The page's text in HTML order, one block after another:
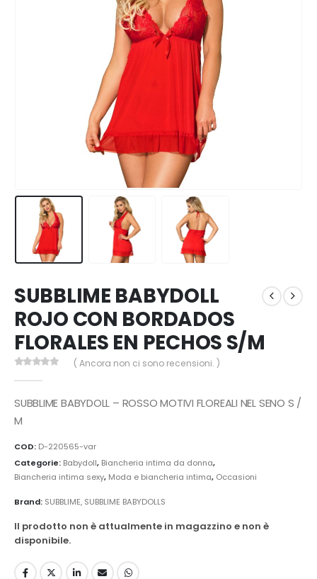
SUBBLIME BABYDOLL
ROJO CON BORDADOS
FLORALES EN PECHOS S/M
( Ancora non ci sono recensioni. )
SUBBLIME BABYDOLL – ROSSO MOTIVI FLOREALI NEL SENO S /
M
COD: D-220565-var
Categorie: Babydoll, Biancheria intima da donna,
Biancheria intima sexy, Moda e biancheria intima, Occasioni
Brand: SUBBLIME, SUBBLIME BABYDOLLS
Il prodotto non è attualmente in magazzino e non è
disponibile.